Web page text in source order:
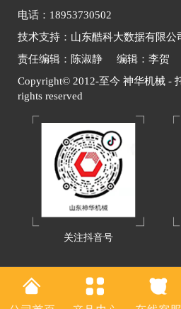
电话：18953730502
技术支持：山东酷科大数据有限公
责任编辑：陈淑静 编辑：李贺
Copyright© 2012-至今 神华机械 -
rights reserved
关注抖音号